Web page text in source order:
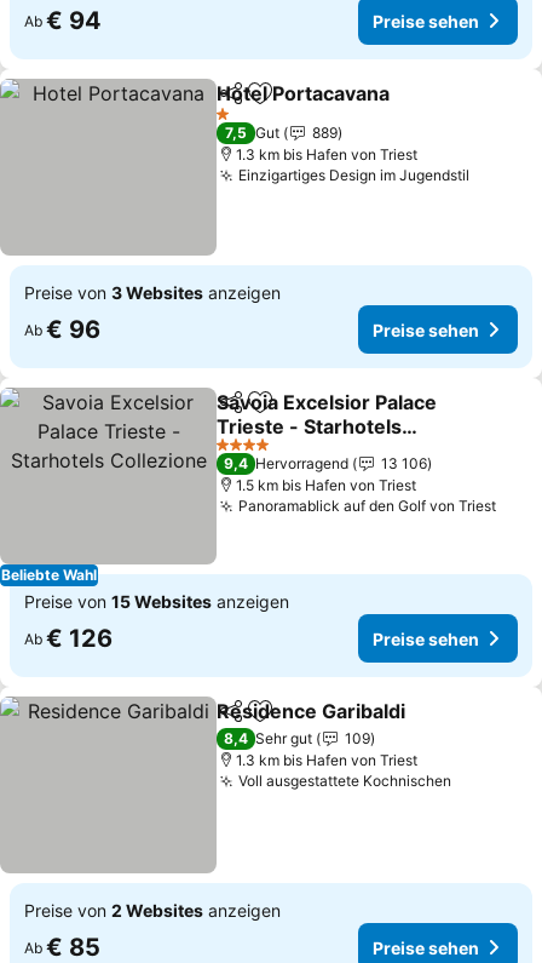
Ab € 94 Preise sehen
TeilenZu Favoriten hinzufügen
Hotel Portacavana
1 Sterne
7,5 Gut
889
1.3 km bis Hafen von Triest
Einzigartiges Design im Jugendstil
Preise von 3 Websites anzeigen
Ab € 96 Preise sehen
Beliebte Wahl
TeilenZu Favoriten hinzufügen
Savoia Excelsior Palace
Trieste - Starhotels
Collezione
4 Sterne
9,4 Hervorragend
13 106
1.5 km bis Hafen von Triest
Panoramablick auf den Golf von Triest
Preise von 15 Websites anzeigen
Ab € 126 Preise sehen
TeilenZu Favoriten hinzufügen
Residence Garibaldi
8,4 Sehr gut
109
1.3 km bis Hafen von Triest
Voll ausgestattete Kochnischen
Preise von 2 Websites anzeigen
Ab € 85 Preise sehen